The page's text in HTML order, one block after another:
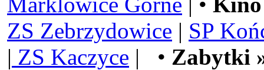
ZS Zebrzydowice | SP
| ZS Kaczyce | • Zabytki